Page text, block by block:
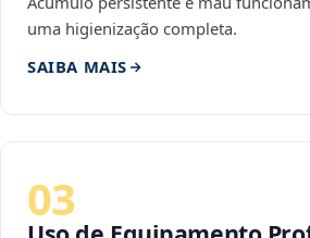
uma higienização completa.
SAIBA MAIS
03